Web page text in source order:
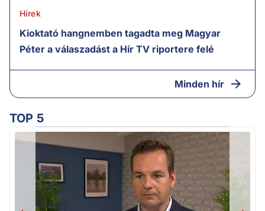
Hírek
Kioktató hangnemben tagadta meg Magyar
Péter a válaszadást a Hír TV riportere felé
Minden hír
TOP 5